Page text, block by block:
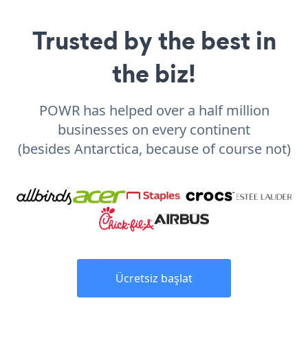
Trusted by the best in
the biz!
POWR has helped over a half million
businesses on every continent
(besides Antarctica, because of course not)
Ücretsiz başlat